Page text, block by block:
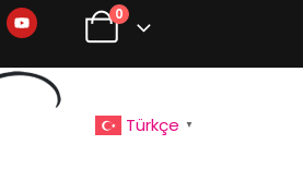
0
Türkçe ▼